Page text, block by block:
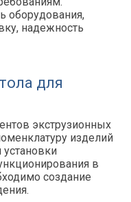
оборудования,
надежность
для
экструзионных
изделий
в
создание